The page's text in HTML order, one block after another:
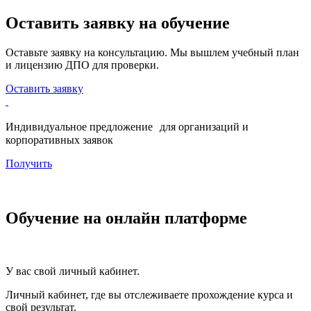
Оставить заявку на обучение
Оставьте заявку на консультацию. Мы вышлем учебный план
и лицензию ДПО для проверки.
Оставить заявку
Индивидуальное предложение для организаций и
корпоративных заявок
Получить
Обучение на онлайн платформе
У вас свой личный кабинет.
Личный кабинет, где вы отслеживаете прохождение курса и
свой результат.